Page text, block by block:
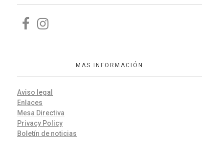
MAS INFORMACIÓN
Aviso legal
Enlaces
Mesa Directiva
Privacy Policy
Boletín de noticias